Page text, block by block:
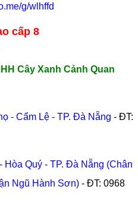
g/wlhffd
cấp 8
Cây Xanh Cảnh Quan
- Cẩm Lệ - TP. Đà Nẵng - ĐT:
Hòa Quý - TP. Đà Nẵng (Chân
Ngũ Hành Sơn) - ĐT: 0968